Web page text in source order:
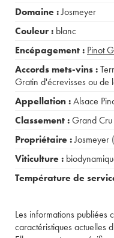
Domaine :Josmeyer
Couleur : blanc
Encépagement : Pinot
Accords mets-vins :
Gratin d'écrevisses ou de
Appellation :Alsace
Classement :Grand Cru
Propriétaire :Josmeyer
Viticulture :
Température de
Les informations publiées
caractéristiques actuelles